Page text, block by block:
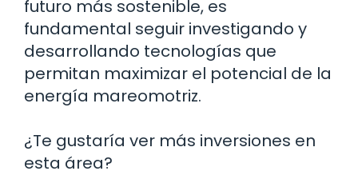
futuro más sostenible, es
fundamental seguir investigando y
desarrollando tecnologías que
permitan maximizar el potencial de la
energía mareomotriz.
¿Te gustaría ver más inversiones en
esta área?